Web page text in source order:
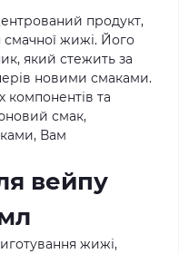
продукт,
жижі. Його
який стежить за
новими смаками.
компонентів та
смак,
Вам
вейпу
жижі,